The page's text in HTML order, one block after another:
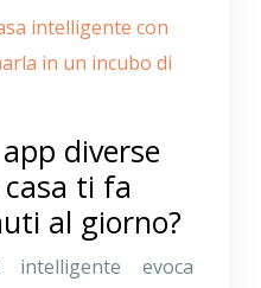
intelligente con
in un incubo di
diverse
ti fa
al giorno?
evoca